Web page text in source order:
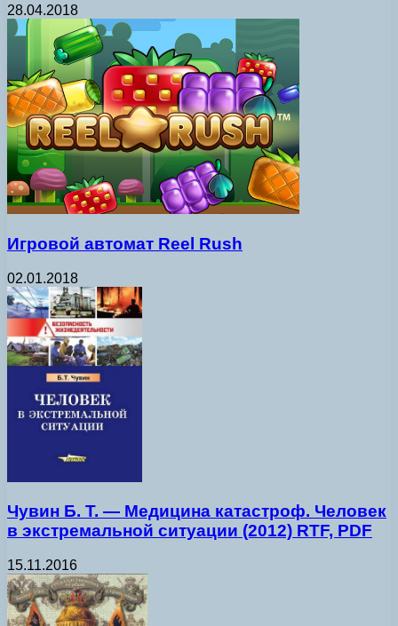
28.04.2018
Игровой автомат Reel Rush
02.01.2018
Чувин Б. Т. — Медицина катастроф. Человек
в экстремальной ситуации (2012) RTF, PDF
15.11.2016